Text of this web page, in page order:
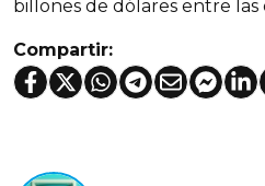
billones de dólares entre las
Compartir: